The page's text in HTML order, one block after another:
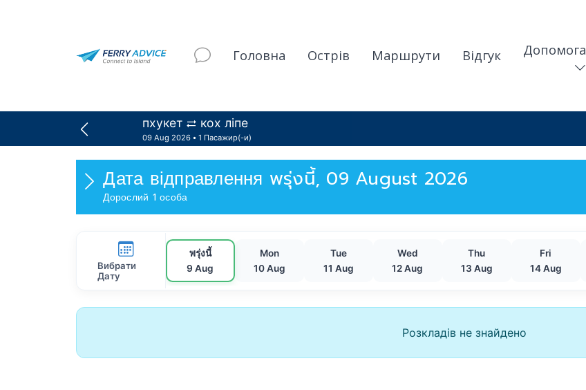
Головна Острів Маршрути Відгук Допомога
пхукет кох ліпе
09 Aug 2026 1 Пасажир(-и)
Дата відправлення พรุ่งนี้, 09 August 2026
Дорослий 1 особа
Вибрати
Дату
พรุ่งนี้
9 Aug
Mon
10 Aug
Tue
11 Aug
Wed
12 Aug
Thu
13 Aug
Fri
14 Aug
Розкладів не знайдено